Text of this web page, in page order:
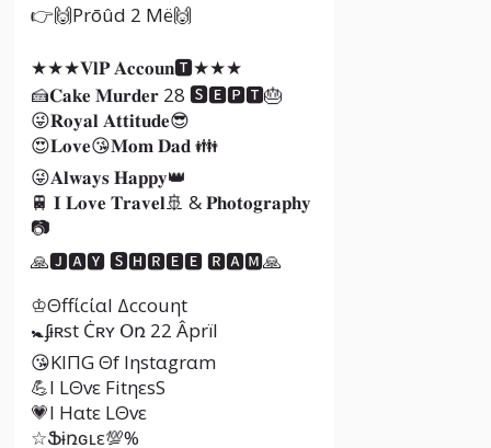
👉🙌Prōûd 2 Më🙌
★★★𝐕𝐥𝐏 𝐀𝐜𝐜𝐨𝐮𝐧🆃★★★
🍰𝐂𝐚𝐤𝐞 𝐌𝐮𝐫𝐝𝐞𝐫 28 🆂🅴🅿🆃🎂
😜𝐑𝐨𝐲𝐚𝐥 𝐀𝐭𝐭𝐢𝐭𝐮𝐝𝐞😎
😍𝐋𝐨𝐯𝐞😘𝐌𝐨𝐦 𝐃𝐚𝐝 👪
😜𝐀𝐥𝐰𝐚𝐲𝐬 𝐇𝐚𝐩𝐩𝐲👑
🚆 𝐈 𝐋𝐨𝐯𝐞 𝐓𝐫𝐚𝐯𝐞𝐥🚢 & 𝐏𝐡𝐨𝐭𝐨𝐠𝐫𝐚𝐩𝐡𝐲
📷
🙏🅹🅰🆈 🆂🅷🆁🅴🅴 🆁🅰🅼🙏
♔Θffίcίαl Δccouηt
🚼ʄɨʀst Ċʀʏ Օռ 22 Âprïl
😘KIΠG Θf Iηstαgrαm
💪I LΘvε FitηεsS
💗Ι Ηαtε LΘvε
☆Ֆɨռɢʟε💯%